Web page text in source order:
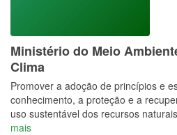
Ministério do Meio
Clima
Promover a adoção de princípios e
conhecimento, a proteção e a
uso sustentável dos recursos
mais